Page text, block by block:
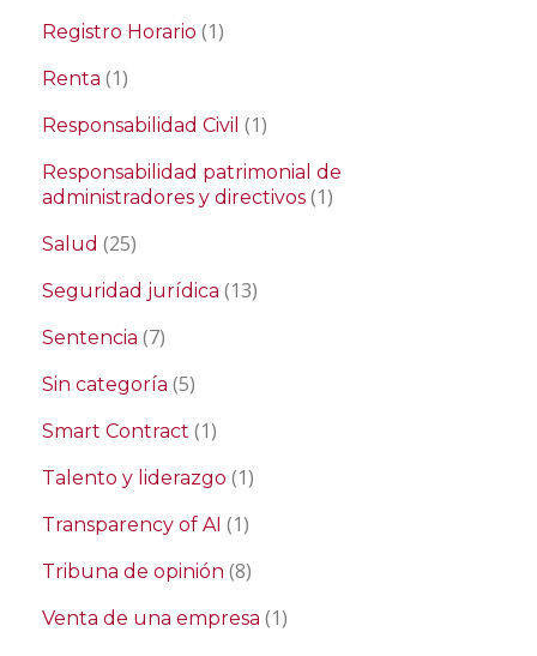
Registro Horario (1)
Renta (1)
Responsabilidad Civil (1)
Responsabilidad patrimonial de
administradores y directivos (1)
Salud (25)
Seguridad jurídica (13)
Sentencia (7)
Sin categoría (5)
Smart Contract (1)
Talento y liderazgo (1)
Transparency of AI (1)
Tribuna de opinión (8)
Venta de una empresa (1)